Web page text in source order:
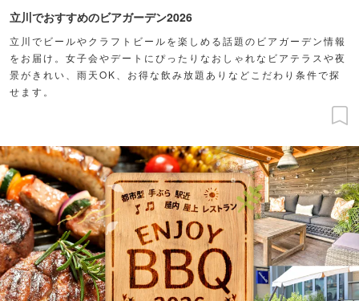
立川でおすすめのビアガーデン2026
立川でビールやクラフトビールを楽しめる話題のビアガーデン情報
をお届け。女子会やデートにぴったりなおしゃれなビアテラスや夜
景がきれい、雨天OK、お得な飲み放題ありなどこだわり条件で探
せます。